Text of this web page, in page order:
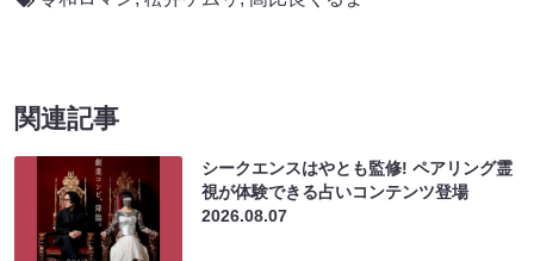
関連記事
シークエンスはやとも監修! ペアリング霊
視が体験できる占いコンテンツ登場
2026.08.07